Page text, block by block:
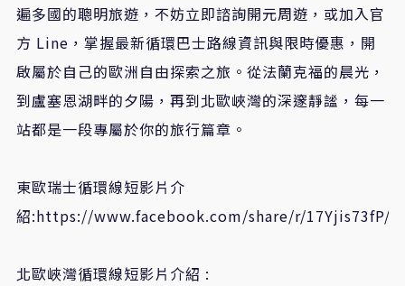
遍多國的聰明旅遊，不妨立即諮詢開元周遊，或加入官
方 Line，掌握最新循環巴士路線資訊與限時優惠，開
啟屬於自己的歐洲自由探索之旅。從法蘭克福的晨光，
到盧塞恩湖畔的夕陽，再到北歐峽灣的深邃靜謐，每一
站都是一段專屬於你的旅行篇章。
東歐瑞士循環線短影片介
紹:https://www.facebook.com/share/r/17Yjis73fP/
北歐峽灣循環線短影片介紹 :